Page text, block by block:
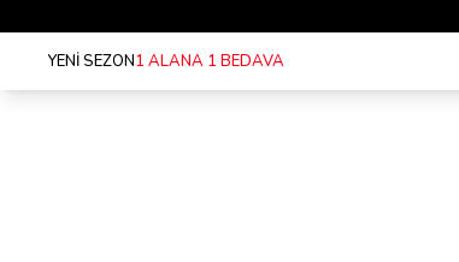
YENİ SEZON1 ALANA 1 BEDAVA